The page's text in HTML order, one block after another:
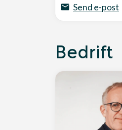
Send e-post
Bedrift